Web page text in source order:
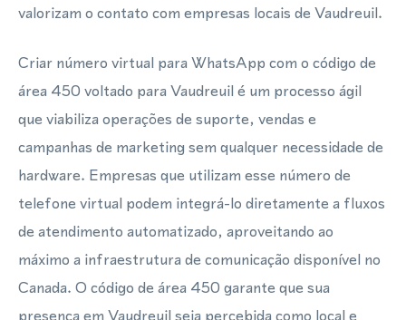
valorizam o contato com empresas locais de Vaudreuil.
Criar número virtual para WhatsApp com o código de
área 450 voltado para Vaudreuil é um processo ágil
que viabiliza operações de suporte, vendas e
campanhas de marketing sem qualquer necessidade de
hardware. Empresas que utilizam esse número de
telefone virtual podem integrá-lo diretamente a fluxos
de atendimento automatizado, aproveitando ao
máximo a infraestrutura de comunicação disponível no
Canada. O código de área 450 garante que sua
presença em Vaudreuil seja percebida como local e